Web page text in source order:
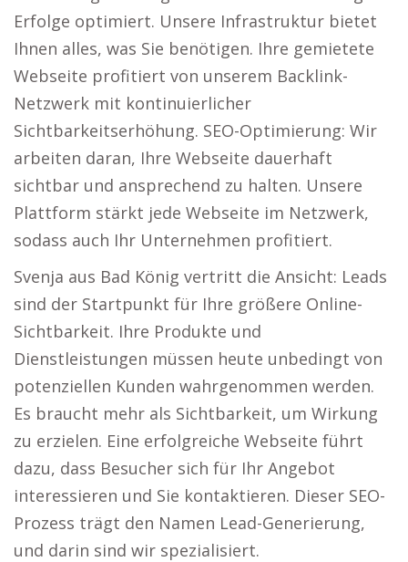
Erfolge optimiert. Unsere Infrastruktur bietet
Ihnen alles, was Sie benötigen. Ihre gemietete
Webseite profitiert von unserem Backlink-
Netzwerk mit kontinuierlicher
Sichtbarkeitserhöhung. SEO-Optimierung: Wir
arbeiten daran, Ihre Webseite dauerhaft
sichtbar und ansprechend zu halten. Unsere
Plattform stärkt jede Webseite im Netzwerk,
sodass auch Ihr Unternehmen profitiert.
Svenja aus Bad König vertritt die Ansicht: Leads
sind der Startpunkt für Ihre größere Online-
Sichtbarkeit. Ihre Produkte und
Dienstleistungen müssen heute unbedingt von
potenziellen Kunden wahrgenommen werden.
Es braucht mehr als Sichtbarkeit, um Wirkung
zu erzielen. Eine erfolgreiche Webseite führt
dazu, dass Besucher sich für Ihr Angebot
interessieren und Sie kontaktieren. Dieser SEO-
Prozess trägt den Namen Lead-Generierung,
und darin sind wir spezialisiert.